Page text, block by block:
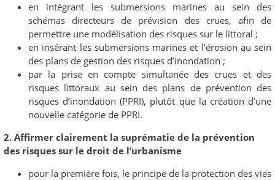
en intégrant les submersions marines au sein des
schémas directeurs de prévision des crues, afin de
permettre une modélisation des risques sur le littoral ;
en insérant les submersions marines et l’érosion au sein
des plans de gestion des risques d’inondation ;
par la prise en compte simultanée des crues et des
risques littoraux au sein des plans de prévention des
risques d’inondation (PPRI), plutôt que la création d’une
nouvelle catégorie de PPRI.
2. Affirmer clairement la suprématie de la prévention
des risques sur le droit de l’urbanisme
pour la première fois, le principe de la protection des vies